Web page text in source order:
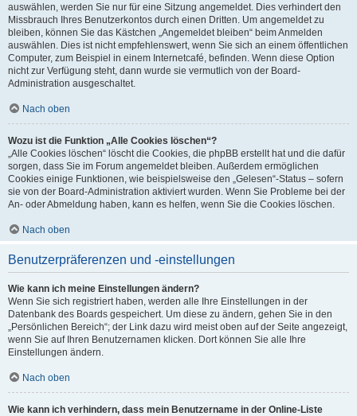
auswählen, werden Sie nur für eine Sitzung angemeldet. Dies verhindert den
Missbrauch Ihres Benutzerkontos durch einen Dritten. Um angemeldet zu
bleiben, können Sie das Kästchen „Angemeldet bleiben“ beim Anmelden
auswählen. Dies ist nicht empfehlenswert, wenn Sie sich an einem öffentlichen
Computer, zum Beispiel in einem Internetcafé, befinden. Wenn diese Option
nicht zur Verfügung steht, dann wurde sie vermutlich von der Board-
Administration ausgeschaltet.
Nach oben
Wozu ist die Funktion „Alle Cookies löschen“?
„Alle Cookies löschen“ löscht die Cookies, die phpBB erstellt hat und die dafür
sorgen, dass Sie im Forum angemeldet bleiben. Außerdem ermöglichen
Cookies einige Funktionen, wie beispielsweise den „Gelesen“-Status – sofern
sie von der Board-Administration aktiviert wurden. Wenn Sie Probleme bei der
An- oder Abmeldung haben, kann es helfen, wenn Sie die Cookies löschen.
Nach oben
Benutzerpräferenzen und -einstellungen
Wie kann ich meine Einstellungen ändern?
Wenn Sie sich registriert haben, werden alle Ihre Einstellungen in der
Datenbank des Boards gespeichert. Um diese zu ändern, gehen Sie in den
„Persönlichen Bereich“; der Link dazu wird meist oben auf der Seite angezeigt,
wenn Sie auf Ihren Benutzernamen klicken. Dort können Sie alle Ihre
Einstellungen ändern.
Nach oben
Wie kann ich verhindern, dass mein Benutzername in der Online-Liste